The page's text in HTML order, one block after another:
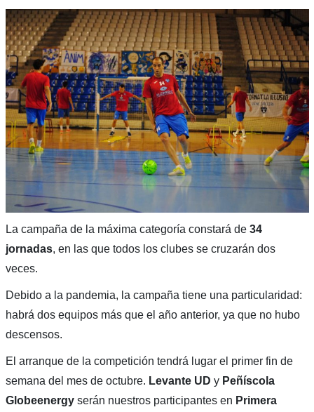
La campaña de la máxima categoría constará de 34
jornadas, en las que todos los clubes se cruzarán dos
veces.
Debido a la pandemia, la campaña tiene una particularidad:
habrá dos equipos más que el año anterior, ya que no hubo
descensos.
El arranque de la competición tendrá lugar el primer fin de
semana del mes de octubre. Levante UD yPeñíscola
Globeenergyserán nuestros participantes en Primera